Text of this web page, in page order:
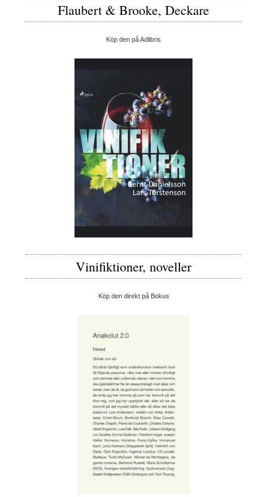
Flaubert & Brooke, Deckare
Köp den på Adlibris
Vinifiktioner, noveller
Köp den direkt på Bokus